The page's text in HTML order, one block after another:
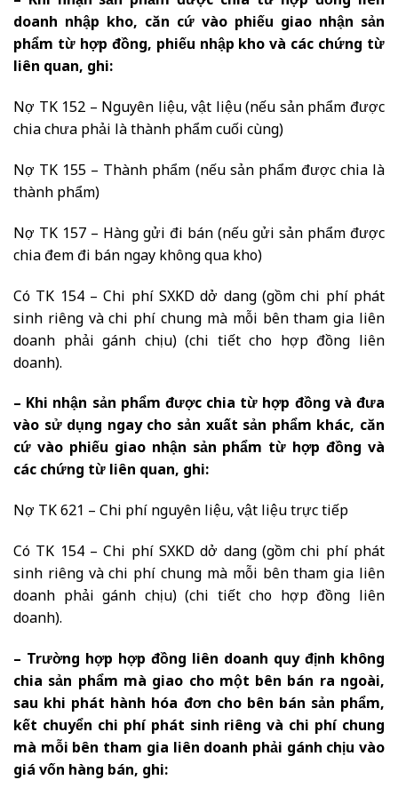
doanh nhập kho, căn cứ vào phiếu giao nhận sản
phẩm từ hợp đồng, phiếu nhập kho và các chứng từ
liên quan, ghi:
Nợ TK 152 – Nguyên liệu, vật liệu (nếu sản phẩm được
chia chưa phải là thành phẩm cuối cùng)
Nợ TK 155 – Thành phẩm (nếu sản phẩm được chia là
thành phẩm)
Nợ TK 157 – Hàng gửi đi bán (nếu gửi sản phẩm được
chia đem đi bán ngay không qua kho)
Có TK 154 – Chi phí SXKD dở dang (gồm chi phí phát
sinh riêng và chi phí chung mà mỗi bên tham gia liên
doanh phải gánh chịu) (chi tiết cho hợp đồng liên
doanh).
– Khi nhận sản phẩm được chia từ hợp đồng và đưa
vào sử dụng ngay cho sản xuất sản phẩm khác, căn
cứ vào phiếu giao nhận sản phẩm từ hợp đồng và
các chứng từ liên quan, ghi:
Nợ TK 621 – Chi phí nguyên liệu, vật liệu trực tiếp
Có TK 154 – Chi phí SXKD dở dang (gồm chi phí phát
sinh riêng và chi phí chung mà mỗi bên tham gia liên
doanh phải gánh chịu) (chi tiết cho hợp đồng liên
doanh).
– Trường hợp hợp đồng liên doanh quy định không
chia sản phẩm mà giao cho một bên bán ra ngoài,
sau khi phát hành hóa đơn cho bên bán sản phẩm,
kết chuyển chi phí phát sinh riêng và chi phí chung
mà mỗi bên tham gia liên doanh phải gánh chịu vào
giá vốn hàng bán, ghi: